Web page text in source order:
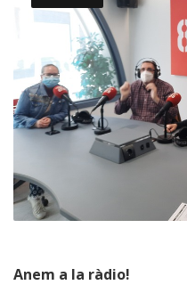
Anem a la ràdio!